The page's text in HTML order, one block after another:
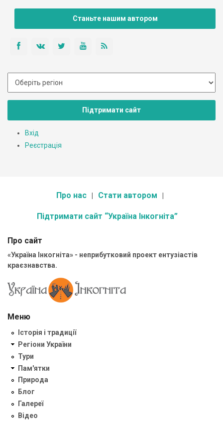
Станьте нашим автором
Підтримати сайт
Вхід
Реєстрація
Про нас Стати автором
Підтримати сайт “Україна Інкогніта”
Про сайт
«Україна Інкогніта» - неприбутковий проект ентузіастів
краєзнавства.
Меню
Історія і традиції
Регіони України
Тури
Пам'ятки
Природа
Блог
Галереї
Відео